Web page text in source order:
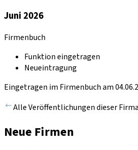
Juni 2026
Firmenbuch
Funktion eingetragen
Neueintragung
Eingetragen im Firmenbuch am
Alle Veröffentlichungen dieser
Neue Firmen